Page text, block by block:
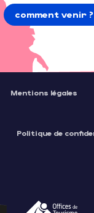
comment venir ?
Mentions légales
Politique de